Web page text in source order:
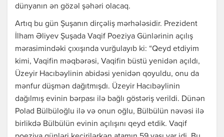
dünyanın ən gözəl şəhəri olacaq.
Artıq bu gün Şuşanın dirçəliş mərhələsidir. Prezident
İlham Əliyev Şuşada Vaqif Poeziya Günlərinin açılış
mərasimindəki çıxışında vurğulayıb ki: “Qeyd etdiyim
kimi, Vaqifin məqbərəsi, Vaqifin büstü yenidən açıldı,
Üzeyir Hacıbəylinin abidəsi yenidən qoyuldu, onu da
mənfur düşmən dağıtmışdı. Üzeyir Hacıbəylinin
dağılmış evinin bərpası ilə bağlı göstəriş verildi. Dünən
Polad Bülbüloğlu ilə və onun oğlu, Bülbülün nəvəsi ilə
birlikdə Bülbülün evinin açılışını qeyd etdik. Vaqif